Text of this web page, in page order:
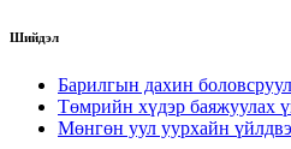
Шийдэл
Барилгын дахин
Төмрийн хүдэр баяжуулах
Мөнгөн уул уурхайн